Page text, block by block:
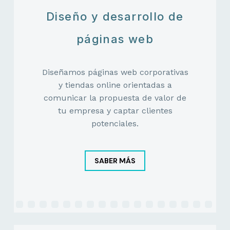
Diseño y desarrollo de
páginas web
Diseñamos páginas web corporativas
y tiendas online orientadas a
comunicar la propuesta de valor de
tu empresa y captar clientes
potenciales.
SABER MÁS